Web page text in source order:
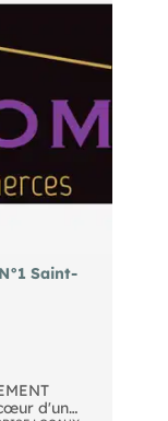
Prêt
organiser
Saint-
d'un